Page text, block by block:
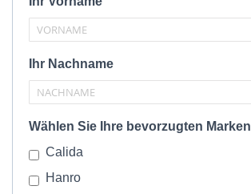
Ihr Nachname
Wählen Sie Ihre bevorzugten Marken
Calida
Hanro